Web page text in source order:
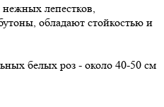
лепестков,
обладают стойкостью и
белых роз - около 40-50 см